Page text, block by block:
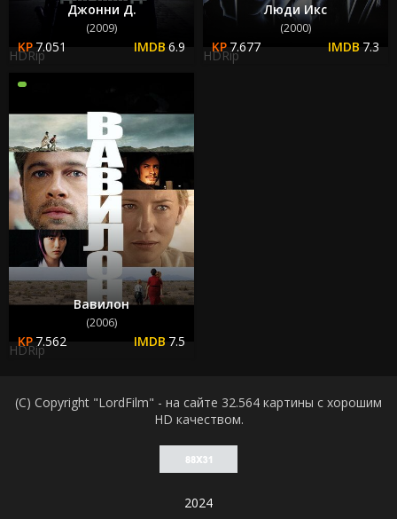
Джонни Д.
(2009)
7.051 6.9
HDRip
Люди Икс
(2000)
7.677 7.3
HDRip
Вавилон
(2006)
7.562 7.5
HDRip
(C) Copyright "LordFilm" - на сайте 32.564 картины с хорошим
HD качеством.
2024